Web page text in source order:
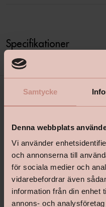
Samtycke
Denna webbplats
Vi använder
och annonserna till
för sociala medier och
vidarebefordrar även
information från din enhet
annons- och
Specifikationer
Vanliga frågor & svar